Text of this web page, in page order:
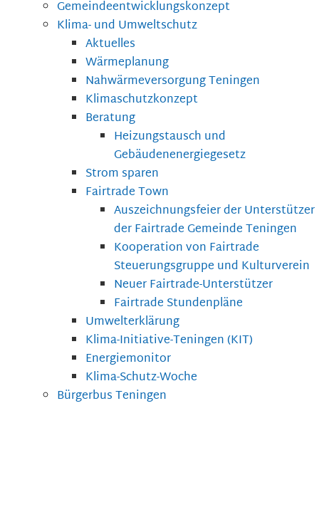
Gemeindeentwicklungskonzept
Klima- und Umweltschutz
Aktuelles
Wärmeplanung
Nahwärmeversorgung Teningen
Klimaschutzkonzept
Beratung
Heizungstausch und
Gebäudenenergiegesetz
Strom sparen
Fairtrade Town
Auszeichnungsfeier der Unterstützer
der Fairtrade Gemeinde Teningen
Kooperation von Fairtrade
Steuerungsgruppe und Kulturverein
Neuer Fairtrade-Unterstützer
Fairtrade Stundenpläne
Umwelterklärung
Klima-Initiative-Teningen (KIT)
Energiemonitor
Klima-Schutz-Woche
Bürgerbus Teningen